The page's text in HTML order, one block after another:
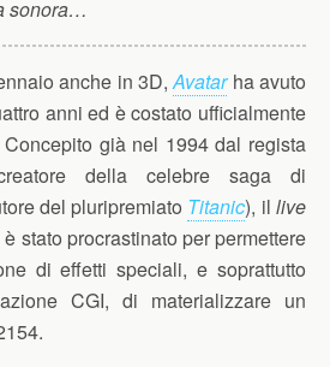
sonora…
anche in 3D,Avatarha avuto
anni ed è costato ufficialmente
già nel 1994 dal regista
della celebre saga di
del pluripremiato Titanic), illive
stato procrastinato per permettere
di effetti speciali, e soprattutto
CGI, di materializzare un